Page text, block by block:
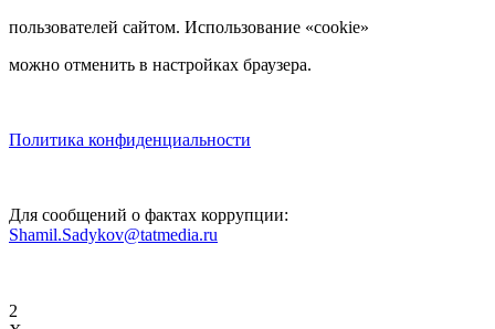
пользователей сайтом. Использование «cookie»
можно отменить в настройках браузера.
Политика конфиденциальности
Для сообщений о фактах коррупции:
Shamil.Sadykov@tatmedia.ru
2